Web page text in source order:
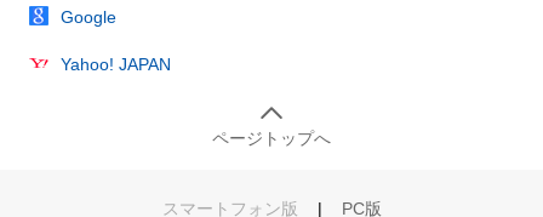
Google
Yahoo! JAPAN
ページトップへ
スマートフォン版 | PC版